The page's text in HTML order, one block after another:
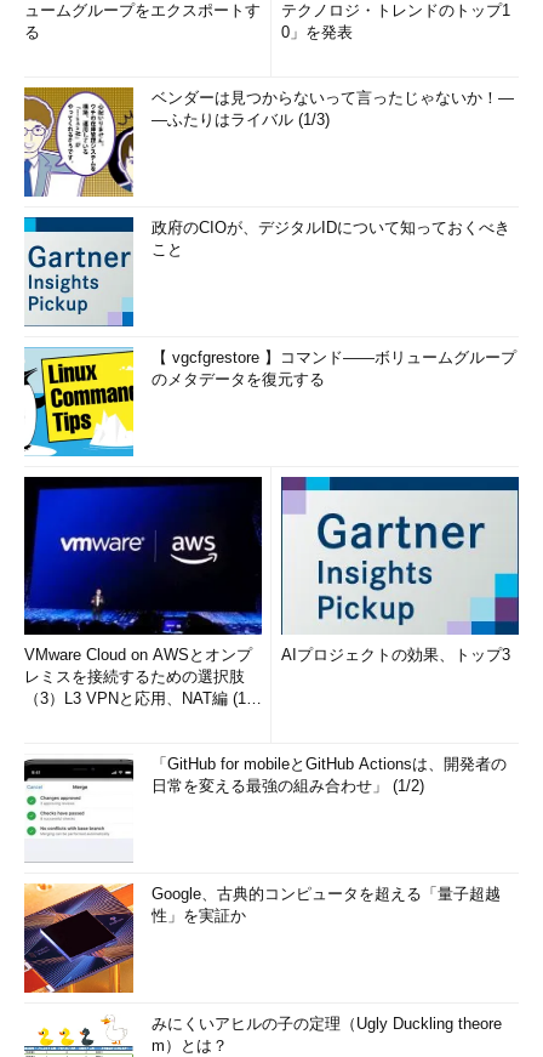
ュームグループをエクスポートす
る
テクノロジ・トレンドのトップ1
0」を発表
ベンダーは見つからないって言ったじゃないか！―
―ふたりはライバル (1/3)
政府のCIOが、デジタルIDについて知っておくべき
こと
【 vgcfgrestore 】コマンド――ボリュームグループ
のメタデータを復元する
VMware Cloud on AWSとオンプ
レミスを接続するための選択肢
（3）L3 VPNと応用、NAT編 (1/
AIプロジェクトの効果、トップ3
「GitHub for mobileとGitHub Actionsは、開発者の
日常を変える最強の組み合わせ」 (1/2)
Google、古典的コンピュータを超える「量子超越
性」を実証か
みにくいアヒルの子の定理（Ugly Duckling theore
m）とは？